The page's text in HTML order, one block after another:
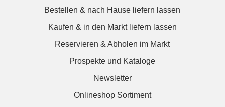
Bestellen & nach Hause liefern lassen
Kaufen & in den Markt liefern lassen
Reservieren & Abholen im Markt
Prospekte und Kataloge
Newsletter
Onlineshop Sortiment